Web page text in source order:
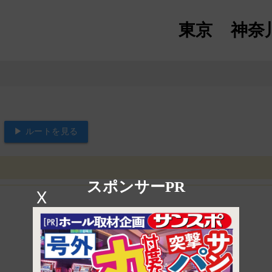
東京 神奈
スポンサーPR
X
▶ ルートを見る